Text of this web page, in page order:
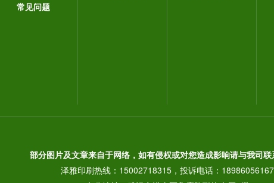
常见问题
部分图片及文章来自于网络，如有侵权或对您造成影响请与我司联
泽雅印刷热线：15002718315，投诉电话：18986056167